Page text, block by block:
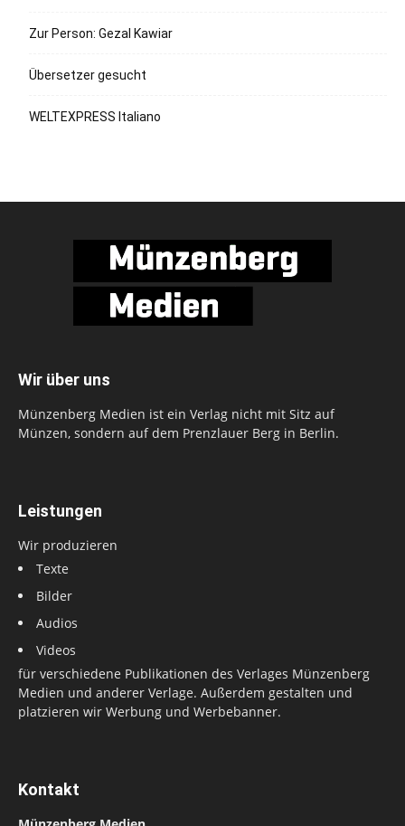
Zur Person: Gezal Kawiar
Übersetzer gesucht
WELTEXPRESS Italiano
Wir über uns
Münzenberg Medien ist ein Verlag nicht mit Sitz auf
Münzen, sondern auf dem Prenzlauer Berg in Berlin.
Leistungen
Wir produzieren
Texte
Bilder
Audios
Videos
für verschiedene Publikationen des Verlages Münzenberg
Medien und anderer Verlage. Außerdem gestalten und
platzieren wir Werbung und Werbebanner.
Kontakt